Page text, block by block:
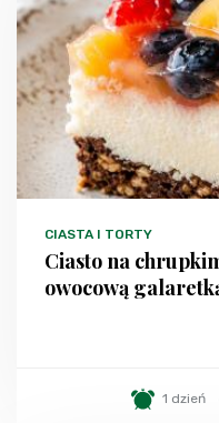
CIASTA I TORTY
Ciasto na
owocową
1 dzień